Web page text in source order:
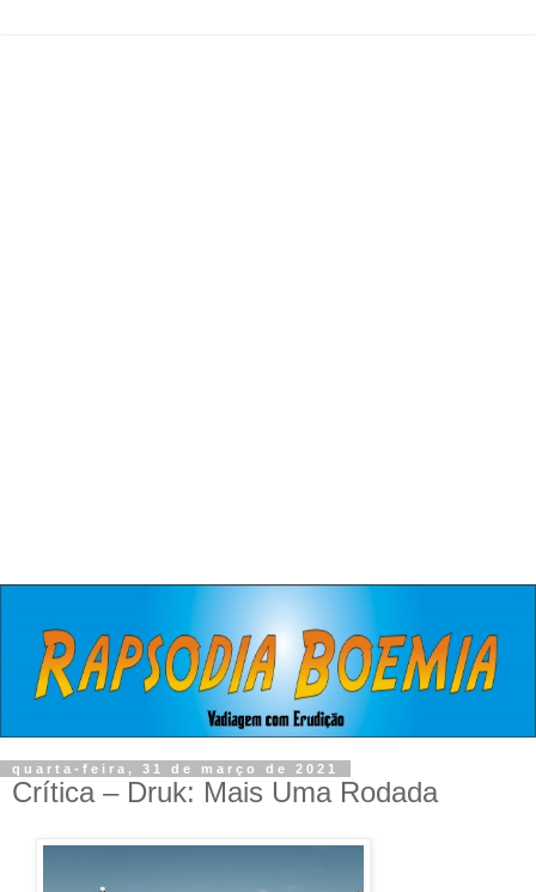
quarta-feira, 31 de março de 2021
Crítica – Druk: Mais Uma Rodada